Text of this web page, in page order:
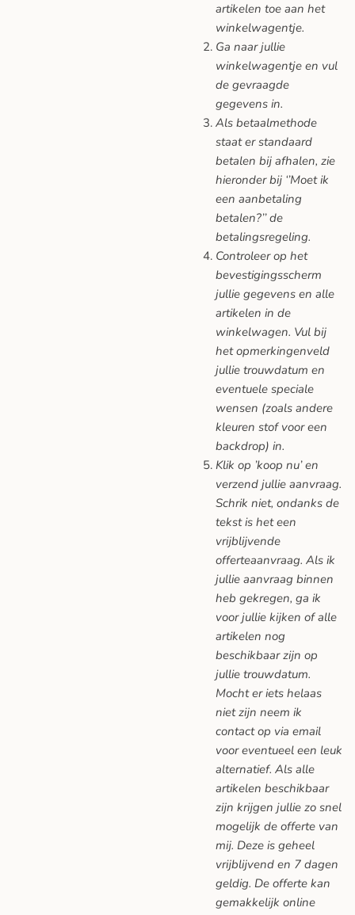
artikelen toe aan het
winkelwagentje.
Ga naar jullie
winkelwagentje en vul
de gevraagde
gegevens in.
Als betaalmethode
staat er standaard
betalen bij afhalen, zie
hieronder bij ‘’Moet ik
een aanbetaling
betalen?’’ de
betalingsregeling.
Controleer op het
bevestigingsscherm
jullie gegevens en alle
artikelen in de
winkelwagen. Vul bij
het opmerkingenveld
jullie trouwdatum en
eventuele speciale
wensen (zoals andere
kleuren stof voor een
backdrop) in.
Klik op ’koop nu’ en
verzend jullie aanvraag.
Schrik niet, ondanks de
tekst is het een
vrijblijvende
offerteaanvraag. Als ik
jullie aanvraag binnen
heb gekregen, ga ik
voor jullie kijken of alle
artikelen nog
beschikbaar zijn op
jullie trouwdatum.
Mocht er iets helaas
niet zijn neem ik
contact op via email
voor eventueel een leuk
alternatief. Als alle
artikelen beschikbaar
zijn krijgen jullie zo snel
mogelijk de offerte van
mij. Deze is geheel
vrijblijvend en 7 dagen
geldig. De offerte kan
gemakkelijk online